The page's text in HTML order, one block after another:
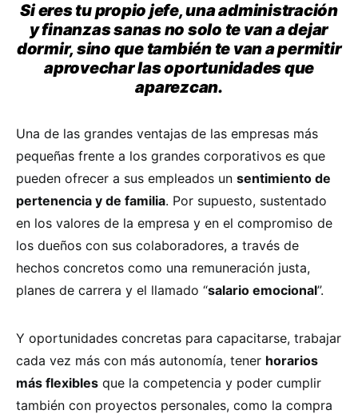
Si eres tu propio jefe, una administración
y finanzas sanas no solo te van a dejar
dormir, sino que también te van a permitir
aprovechar las oportunidades que
aparezcan.
Una de las grandes ventajas de las empresas más
pequeñas frente a los grandes corporativos es que
pueden ofrecer a sus empleados un sentimiento de
pertenencia y de familia. Por supuesto, sustentado
en los valores de la empresa y en el compromiso de
los dueños con sus colaboradores, a través de
hechos concretos como una remuneración justa,
planes de carrera y el llamado “salario emocional”.
Y oportunidades concretas para capacitarse, trabajar
cada vez más con más autonomía, tener horarios
más flexibles que la competencia y poder cumplir
también con proyectos personales, como la compra